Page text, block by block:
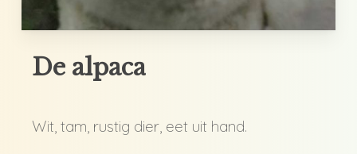
De alpaca
Wit, tam, rustig dier, eet uit hand.